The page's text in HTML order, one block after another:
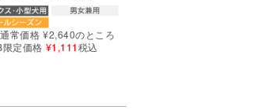
常価格 ¥2,640のところ
限定価格 ¥1,111税込